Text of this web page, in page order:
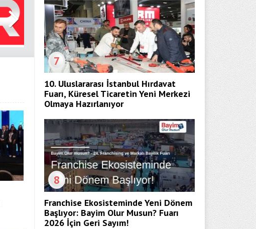
7
10. Uluslararası İstanbul Hırdavat
Fuarı, Küresel Ticaretin Yeni Merkezi
Olmaya Hazırlanıyor
8
Franchise Ekosisteminde Yeni Dönem
Başlıyor: Bayim Olur Musun? Fuarı
2026 İçin Geri Sayım!